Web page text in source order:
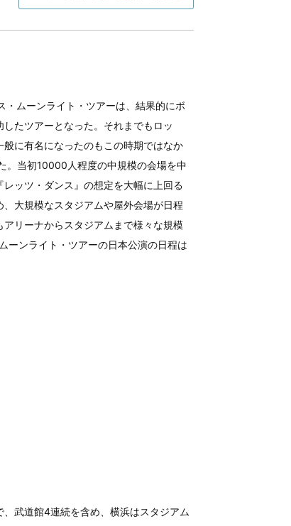
ムーンライト・ツアーは、結果的にボ
たツアーとなった。それまでもロッ
に有名になったのもこの時期ではなか
。当初10000人程度の中規模の会場を中
ッツ・ダンス』の想定を大幅に上回る
大規模なスタジアムや屋外会場が日程
リーナからスタジアムまで様々な規模
ーンライト・ツアーの日本公演の日程は
武道館4連続を含め、横浜はスタジアム